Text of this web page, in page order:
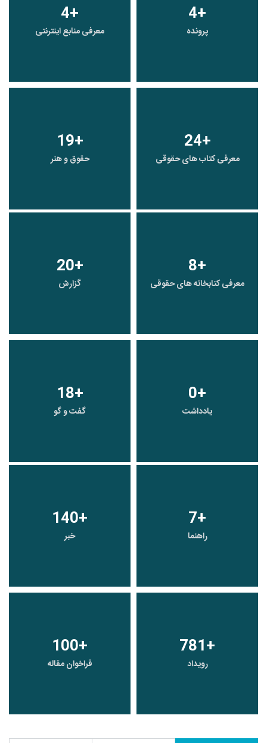
4+
معرفی منابع اینترنتی
4+
پرونده
19+
حقوق و هنر
24+
معرفی کتاب های حقوقی
20+
گزارش
8+
معرفی کتابخانه های حقوقی
18+
گفت و گو
0+
یادداشت
140+
خبر
7+
راهنما
100+
فراخوان مقاله
781+
رویداد